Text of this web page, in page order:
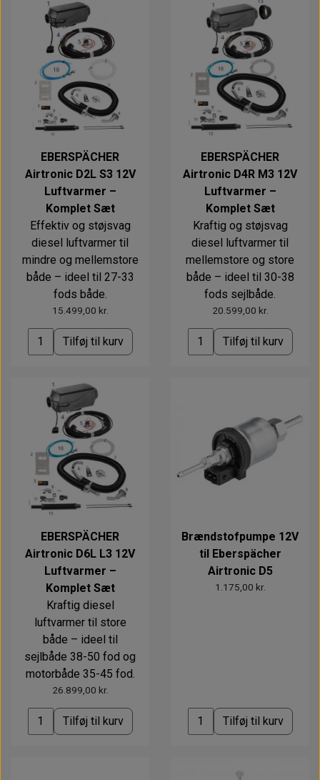
Landstrømskabler
Paneler & Kontakter
instrumenter
Børster & Svampe m.m.
Tovværk & fortøjning
Udlejning af bådudstyr
Fordele hos Shop12volt
EBERSPÄCHER
Airtronic D2L S3 12V
Luftvarmer –
Komplet Sæt
Effektiv og støjsvag
diesel luftvarmer til
mindre og mellemstore
både – ideel til 27-33
fods både.
15.499,00 kr.
Tilføj til kurv
EBERSPÄCHER
Airtronic D4R M3 12V
Luftvarmer –
Komplet Sæt
Kraftig og støjsvag
diesel luftvarmer til
mellemstore og store
både – ideel til 30-38
fods sejlbåde.
20.599,00 kr.
Tilføj til kurv
EBERSPÄCHER
Airtronic D6L L3 12V
Luftvarmer –
Komplet Sæt
Kraftig diesel
luftvarmer til store
både – ideel til
sejlbåde 38-50 fod og
motorbåde 35-45 fod.
26.899,00 kr.
Tilføj til kurv
Brændstofpumpe 12V
til Eberspächer
Airtronic D5
1.175,00 kr.
Tilføj til kurv